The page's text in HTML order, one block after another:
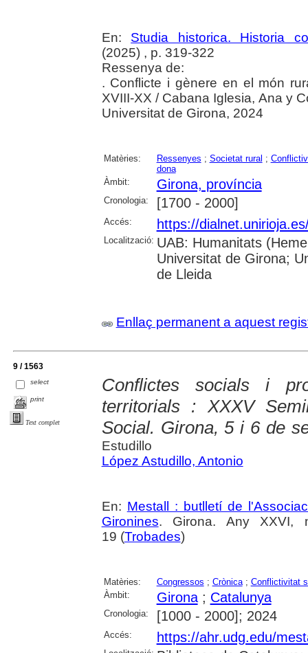
En: Studia historica. Historia
(2025) , p. 319-322
Ressenya de:
. Conflicte i gènere en el món
XVIII-XX / Cabana Iglesia, Ana y
Universitat de Girona, 2024
Matèries: Ressenyes ; Societat rural ;
dona
Àmbit:
Girona, província
Cronologia: [1700 - 2000]
Accés: https://
Localització: UAB: Humanitats
Universitat de Girona;
de Lleida
Enllaç permanent a aquest
9 / 1563
select
print
Text complet
Conflictes socials i
territorials : XXXV
Social. Girona, 5 i 6 de
Estudillo
López Astudillo, Antonio
En: Mestall : butlletí de
Gironines. Girona. Any XXVI,
19 (Trobades)
Matèries: Congressos ; Crònica; Conflictivitat
Àmbit:
Girona; Catalunya
Cronologia: [1000 - 2000]; 2024
Accés: https://ahr.udg.edu/